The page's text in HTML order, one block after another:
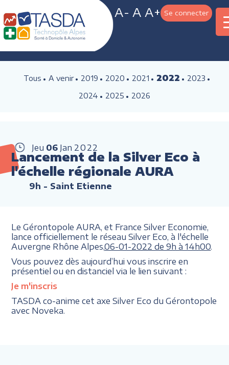
A- A A+ Se connecter
Tous A venir 2019 2020 2021 2022
2023
2024
2025 2026
Jeu 06 Jan 2022
Lancement de la Silver Eco à
l'échelle régionale AURA
9h - Saint Etienne
Le Gérontopole AURA, et France Silver Economie,
lance officiellement le réseau Silver Eco, à l'échelle
Auvergne Rhône Alpes,06-01-2022 de 9h à 14h00
Vous pouvez dès aujourd’hui vous inscrire en
présentiel ou en distanciel via le lien suivant :
Je m'inscris
TASDA co-anime cet axe Silver Eco du Gérontopole
avec Noveka.